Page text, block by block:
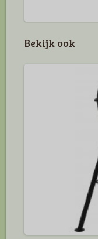
Bekijk ook